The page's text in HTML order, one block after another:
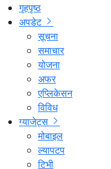
गृहपृष्ठ
अपडेट
सूचना
समाचार
योजना
अफर
एप्लिकेसन
विविध
ग्याजेट्स
मोबाइल
ल्यापटप
टिभी